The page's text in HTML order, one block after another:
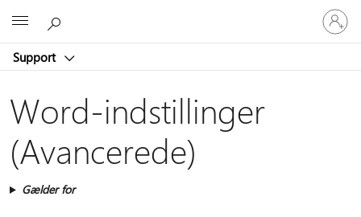
Support
Log
på
din
Word-indstillinger
(Avancerede)
Gælder for